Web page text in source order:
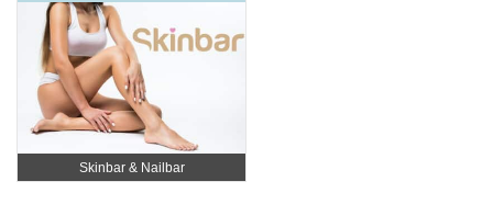
Skinbar & Nailbar